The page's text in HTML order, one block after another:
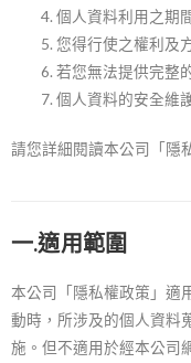
個人資料利用之期
您得行使之權利及
若您無法提供完整
個人資料的安全維
請您詳細閱讀本公司「隱
一.適用範圍
本公司「隱私權政策」適
動時，所涉及的個人資料
施。但不適用於經本公司